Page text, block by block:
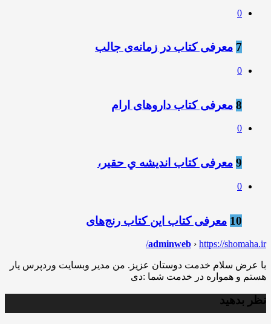
0
7 معرفى كتاب در زمانه‌ی جالب
0
8 معرفی کتاب داروهای ارام
0
9 معرفی کتاب انديشه ي حقير،
0
10 معرفی کتاب این کتاب رنج‌های
adminweb › https://shomaha.ir/
با عرض سلام خدمت دوستان عزیز. من مدیر وبسایت وردپرس یار
هستم و همواره در خدمت شما :دی
نظر بدهید